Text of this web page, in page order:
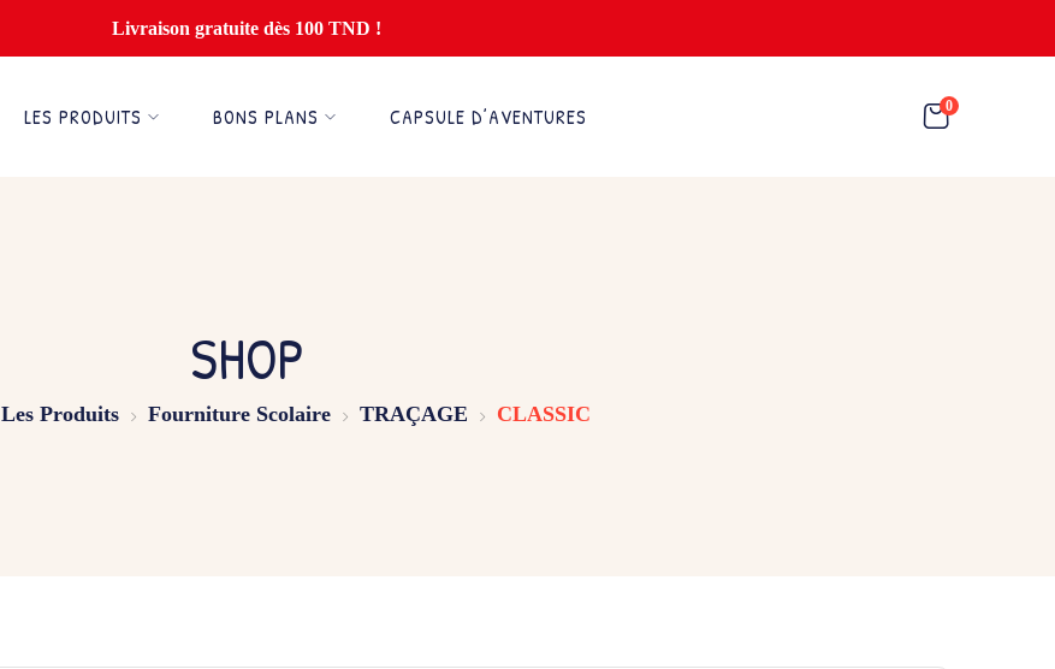
Livraison gratuite dès 100 TND !
LES PRODUITS BONS PLANS CAPSULE D’AVENTURES 0
SHOP
Les Produits Fourniture Scolaire TRAÇAGE CLASSIC